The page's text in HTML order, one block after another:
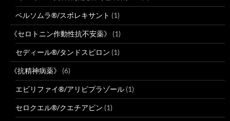
ベルソムラ®/スボレキサント (1)
《セロトニン作動性抗不安薬》 (1)
セディール®/タンドスピロン (1)
《抗精神病薬》 (6)
エビリファイ®/アリピプラゾール (1)
セロクエル®/クエチアピン (1)